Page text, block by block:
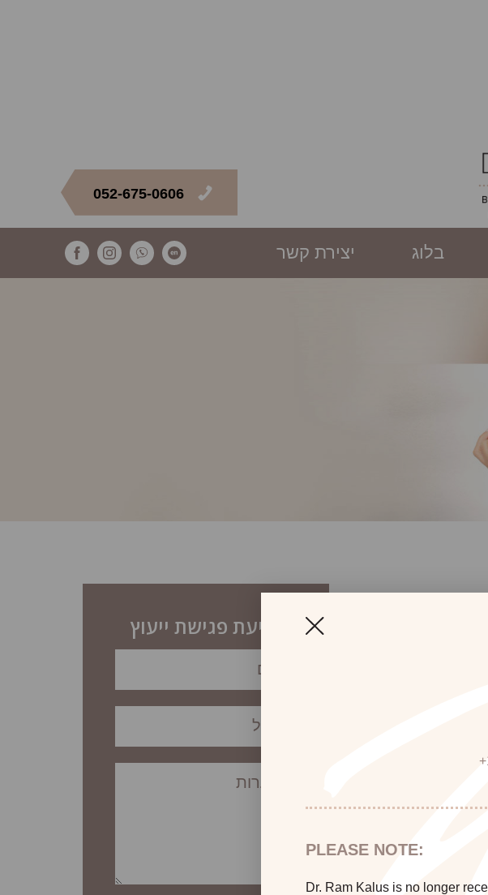
052-675-0606
בלוג יצירת קשר
This 56 year old
“marionette”
these areas
לקביעת פגישת ייעוץ
PLEASE NOTE:
Dr. Ram Kalus is no longer